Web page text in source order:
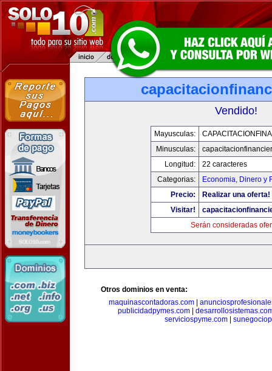
Vendido!
Mayusculas:
Minusculas:
Longitud:
22 caracteres
Categorias:
Economia, Dinero y
Precio:
Realizar una oferta!
Visitar!
Serán consideradas
Otros dominios en venta:
maquinascontadoras.com|
publicidadpymes.com
serviciospyme.com|